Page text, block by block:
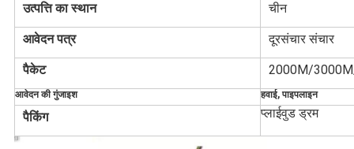
उत्पत्ति का स्थान चीन
आवेदन पत्र दूरसंचार संचार
पैकेट 2000M/
आवेदन की गुंजाइश हवाई, पाइपलाइन
पैकिंग प्लाईवुड ड्रम